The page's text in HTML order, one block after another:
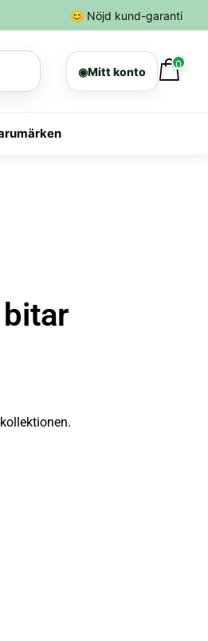
😊 Nöjd kund-garanti
◉Mitt konto
0